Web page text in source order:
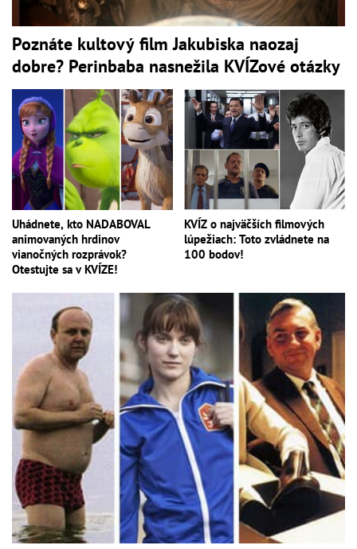
Poznáte kultový film Jakubiska naozaj
dobre? Perinbaba nasnežila KVÍZové otázky
Uhádnete, kto NADABOVAL
animovaných hrdinov
vianočných rozprávok?
Otestujte sa v KVÍZE!
KVÍZ o najväčších filmových
lúpežiach: Toto zvládnete na
100 bodov!